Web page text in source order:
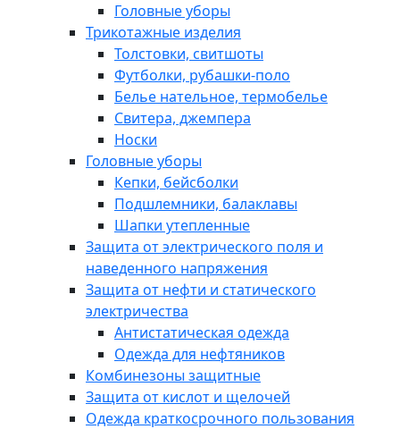
Головные уборы
Трикотажные изделия
Толстовки, свитшоты
Футболки, рубашки-поло
Белье нательное, термобелье
Свитера, джемпера
Носки
Головные уборы
Кепки, бейсболки
Подшлемники, балаклавы
Шапки утепленные
Защита от электрического поля и
наведенного напряжения
Защита от нефти и статического
электричества
Антистатическая одежда
Одежда для нефтяников
Комбинезоны защитные
Защита от кислот и щелочей
Одежда краткосрочного пользования